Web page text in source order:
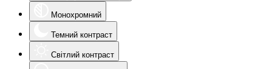
Монохромний
Темний контраст
Світлий контраст